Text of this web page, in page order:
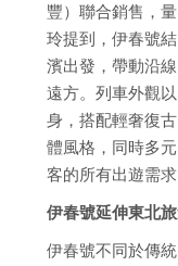
豐）聯合銷售，
玲提到，伊春號
濱出發，帶動沿
遠方。列車外觀
身，搭配輕奢復
體風格，同時多
客的所有出遊需求
伊春號延伸東北
伊春號不同於傳